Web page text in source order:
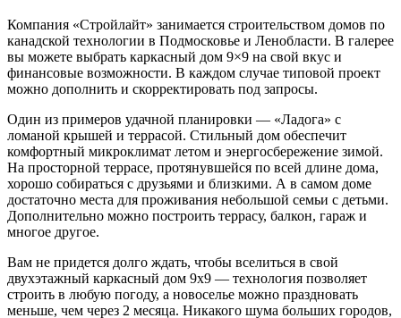
Компания «Стройлайт» занимается строительством домов по
канадской технологии в Подмосковье и Ленобласти. В галерее
вы можете выбрать каркасный дом 9×9 на свой вкус и
финансовые возможности. В каждом случае типовой проект
можно дополнить и скорректировать под запросы.
Один из примеров удачной планировки — «Ладога» с
ломаной крышей и террасой. Стильный дом обеспечит
комфортный микроклимат летом и энергосбережение зимой.
На просторной террасе, протянувшейся по всей длине дома,
хорошо собираться с друзьями и близкими. А в самом доме
достаточно места для проживания небольшой семьи с детьми.
Дополнительно можно построить террасу, балкон, гараж и
многое другое.
Вам не придется долго ждать, чтобы вселиться в свой
двухэтажный каркасный дом 9х9 — технология позволяет
строить в любую погоду, а новоселье можно праздновать
меньше, чем через 2 месяца. Никакого шума больших городов,